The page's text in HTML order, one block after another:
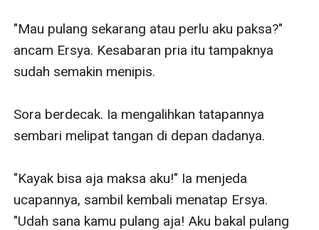
"Mau pulang sekarang atau perlu aku paksa?"
ancam Ersya. Kesabaran pria itu tampaknya
sudah semakin menipis.
Sora berdecak. Ia mengalihkan tatapannya
sembari melipat tangan di depan dadanya.
"Kayak bisa aja maksa aku!" Ia menjeda
ucapannya, sambil kembali menatap Ersya.
"Udah sana kamu pulang aja! Aku bakal pulang